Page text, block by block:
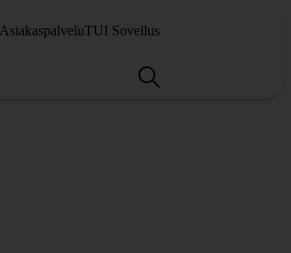
AsiakaspalveluTUI Sovellus